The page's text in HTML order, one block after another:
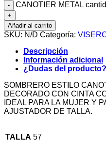
CANOTIER METAL
Añadir al carrito
SKU: N/D Categoría:
Descripción
Información adicional
¿Dudas del producto?
SOMBRERO ESTILO
DECORADO CON CINTA
IDEAL PARA LA MUJER Y
AJUSTADOR DE TALLA.
TALLA 57